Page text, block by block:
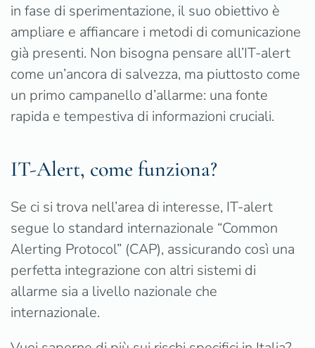
in fase di sperimentazione, il suo obiettivo è
ampliare e affiancare i metodi di comunicazione
già presenti. Non bisogna pensare all’IT-alert
come un’ancora di salvezza, ma piuttosto come
un primo campanello d’allarme: una fonte
rapida e tempestiva di informazioni cruciali.
IT-Alert, come funziona?
Se ci si trova nell’area di interesse, IT-alert
segue lo standard internazionale “Common
Alerting Protocol” (CAP), assicurando così una
perfetta integrazione con altri sistemi di
allarme sia a livello nazionale che
internazionale.